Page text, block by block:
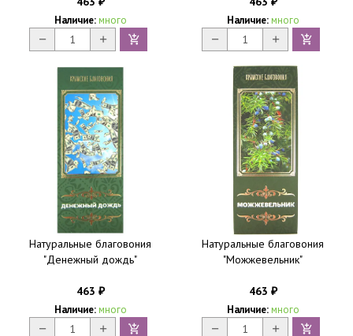
₽
Наличие: много
₽
Наличие: много
Натуральные благовония
"Денежный дождь"
463 ₽
Наличие: много
Натуральные благовония
"Можжевельник"
463 ₽
Наличие: много